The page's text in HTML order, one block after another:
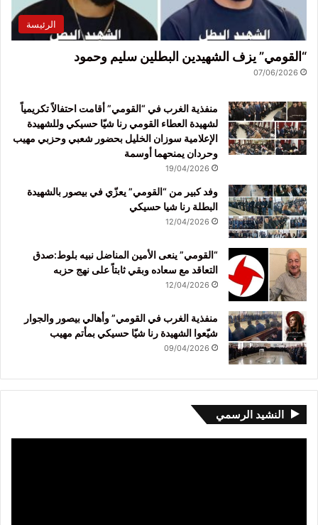
الرئيسة
“القومي” يزف الشهيدين البطلين سليم وحمود
07/06/2026
منفذية الغرب في “القومي” أقامت احتفالاً تكريمياً
لشهيدة العطاء القومي رنا شيّا حسيكي وللشهيدة
الإعلامية سوزان الخليل بحضور شعبي وحزبي مهيب
وحردان يمنحهما أوسمة
19/04/2026
وفد كبير من “القومي” يعزّي في بيصور بالشهيدة
البطلة رنا شيا حسيكي
12/04/2026
“القومي” ينعى الأمين المناضل نبيه بلوط:صدق
التعاقد مع سعاده وبقي ثابتاً على نهج حزبه
12/04/2026
منفذية الغرب في القومي” وأهالي بيصور والجوار
شيّعوا الشهيدة رنا شيّا حسيكي بمأتم مهيب
09/04/2026
النشيد الرسمي